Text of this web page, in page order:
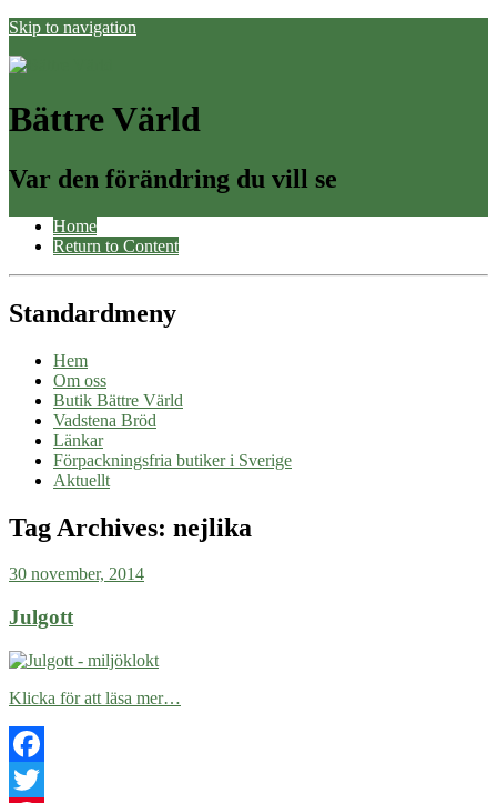
Skip to navigation
Bättre Värld
Var den förändring du vill se
Home
Return to Content
Standardmeny
Hem
Om oss
Butik Bättre Värld
Vadstena Bröd
Länkar
Förpackningsfria butiker i Sverige
Aktuellt
Tag Archives: nejlika
30 november, 2014
Julgott
Klicka för att läsa mer…
Facebook